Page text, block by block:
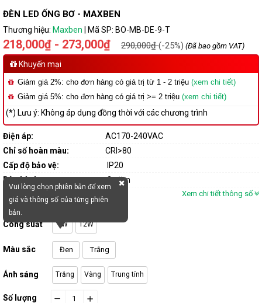
ĐÈN LED ỐNG BƠ - MAXBEN
Thương hiệu: Maxben Mã SP: BO-MB-DE-9-T
218,000₫ - 273,000₫ 290,000₫(-25%) (Đã bao gồm VAT)
Khuyến mại
Giảm giá 2%: cho đơn hàng có giá trị từ 1 - 2 triệu (xem chi tiết)
Giảm giá 5%: cho đơn hàng có giá trị >= 2 triệu (xem chi tiết)
(*) Lưu ý: Không áp dụng đồng thời với các chương trình
Điện áp:
AC170-240VAC
Chỉ số hoàn màu:
CRI>80
Cấp độ bảo vệ:
IP20
Bảo hành:
2 năm
Xem chi tiết thông số
Vui lòng chọn phiên bản để xem
giá và thông số của từng phiên
bản.
Công suất 9W 12W
Màu sắc Đen Trắng
Ánh sáng Trắng Vàng Trung tính
Số lượng